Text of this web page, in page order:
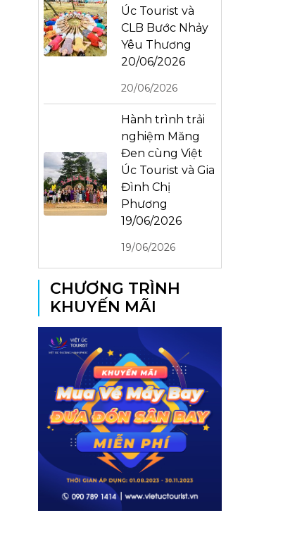
Úc Tourist và
CLB Bước Nhảy
Yêu Thương
20/06/2026
20/06/2026
Hành trình trải
nghiệm Măng
Đen cùng Việt
Úc Tourist và Gia
Đình Chị
Phương
19/06/2026
19/06/2026
CHƯƠNG TRÌNH
KHUYẾN MÃI